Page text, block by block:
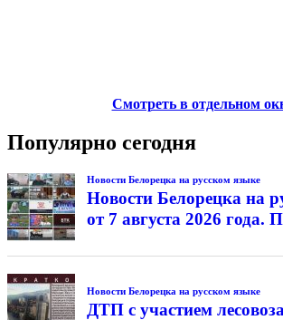
Смотреть в отдельном
Популярно сегодня
Новости Белорецка на русском языке
Новости Белорецка на
от 7 августа 2026 года.
Новости Белорецка на русском языке
ДТП с участием